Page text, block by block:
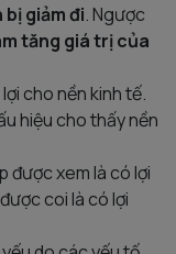
giảm đi. Ngược
tăng giá trị của
cho nền kinh tế.
hiệu cho thấy nền
được xem là có lợi
coi là có lợi